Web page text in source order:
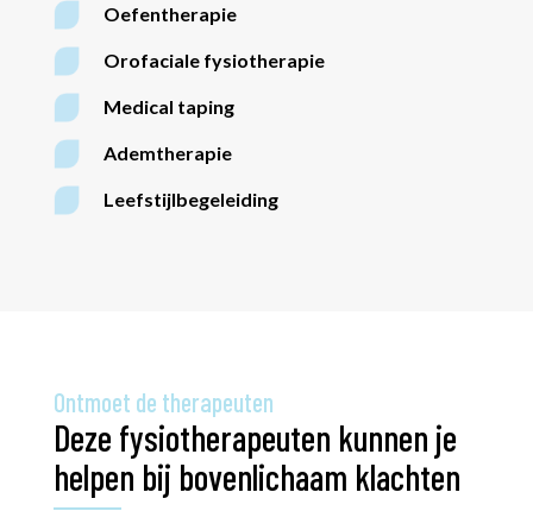
Oefentherapie
Orofaciale fysiotherapie
Medical taping
Ademtherapie
Leefstijlbegeleiding
Ontmoet de therapeuten
Deze fysiotherapeuten kunnen je
helpen bij bovenlichaam klachten